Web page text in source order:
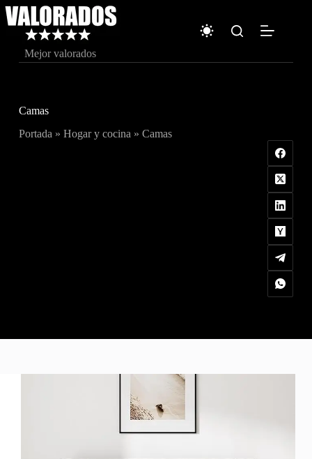
Saltar
al
contenido
Mejor valorados
Camas
Portada » Hogar y cocina » Camas